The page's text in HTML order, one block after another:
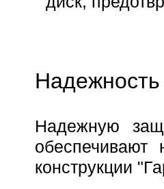
Надежную
обеспечивают
конструкции